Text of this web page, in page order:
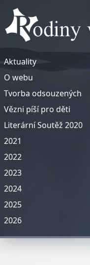
Aktuality
O webu
Tvorba odsouzených
Vězni píší pro děti
Literární Soutěž 2020
2021
2022
2023
2024
2025
2026